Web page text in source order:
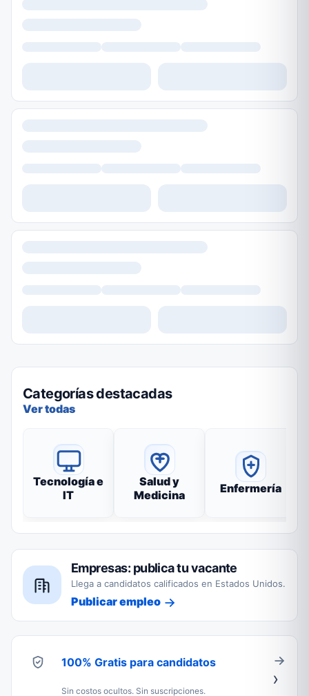
Categorías destacadas
Ver todas
Tecnología e
IT
Salud y
Medicina
Enfermería
Empresas: publica tu vacante
Llega a candidatos calificados en Estados Unidos.
Publicar empleo
100% Gratis para candidatos
Sin costos ocultos. Sin suscripciones.